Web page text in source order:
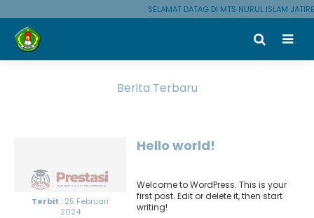
SELAMAT DATAG DI MTS NURUL ISLAM
Berita Terbaru
Terbit : 25 Februari
2024
Hello world!
Welcome to WordPress. This is your
first post. Edit or delete it, then start
writing!